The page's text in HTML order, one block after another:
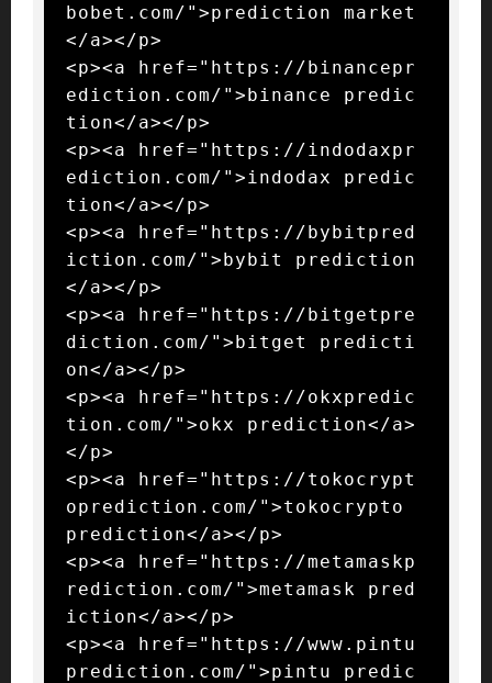
bobet.com/">prediction market
</a></p>
<p><a href="https://binancepr
ediction.com/">binance predic
tion</a></p>
<p><a href="https://indodaxpr
ediction.com/">indodax predic
tion</a></p>
<p><a href="https://bybitpred
iction.com/">bybit prediction
</a></p>
<p><a href="https://bitgetpre
diction.com/">bitget predicti
on</a></p>
<p><a href="https://okxpredic
tion.com/">okx prediction</a>
</p>
<p><a href="https://tokocrypt
oprediction.com/">tokocrypto
prediction</a></p>
<p><a href="https://metamaskp
rediction.com/">metamask pred
iction</a></p>
<p><a href="https://www.pintu
prediction.com/">pintu predic